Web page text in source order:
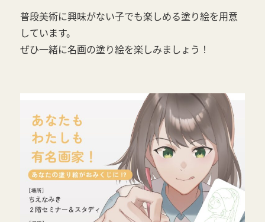
普段美術に興味がない子でも楽しめる塗り絵を用意
しています。
ぜひ一緒に名画の塗り絵を楽しみましょう！